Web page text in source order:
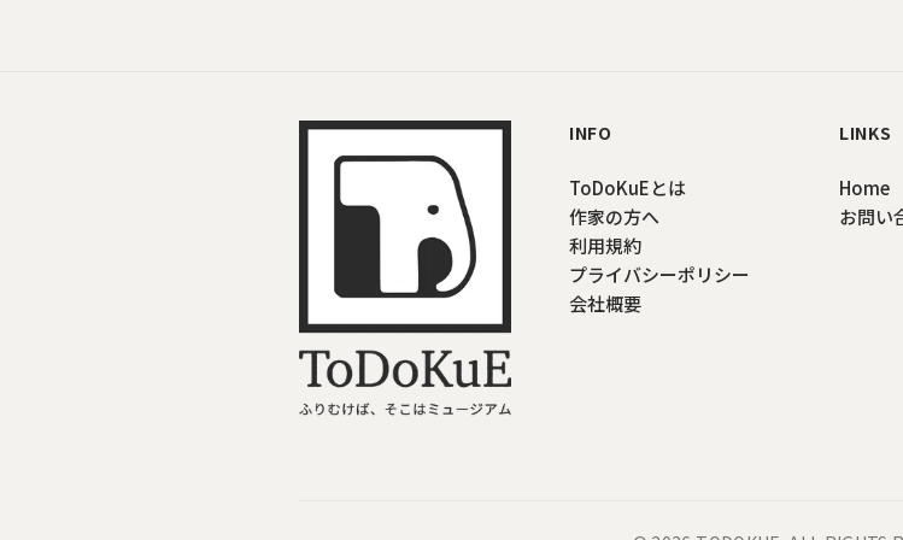
INFO
ToDoKuEとは
作家の方へ
利用規約
プライバシーポリシー
会社概要
LINKS
Home
お問い